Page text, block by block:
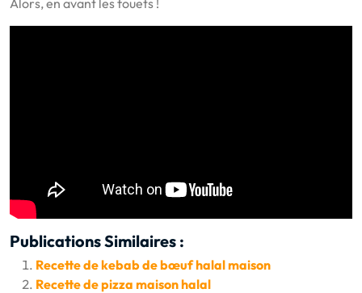
Alors, en avant les fouets !
Publications Similaires :
Recette de kebab de bœuf halal maison
Recette de pizza maison halal